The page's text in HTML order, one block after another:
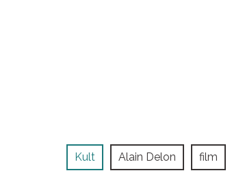
Kult Alain Delon film